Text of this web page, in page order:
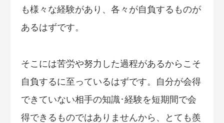
も様々な経験があり、各々が自負するものが
あるはずです。
そこには苦労や努力した過程があるからこそ
自負するに至っているはずです。自分が会得
できていない相手の知識･経験を短期間で会
得できるものではありませんから、とても羨